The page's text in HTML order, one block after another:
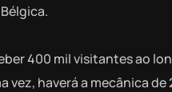
400 mil visitantes ao
vez, haverá a mecânica